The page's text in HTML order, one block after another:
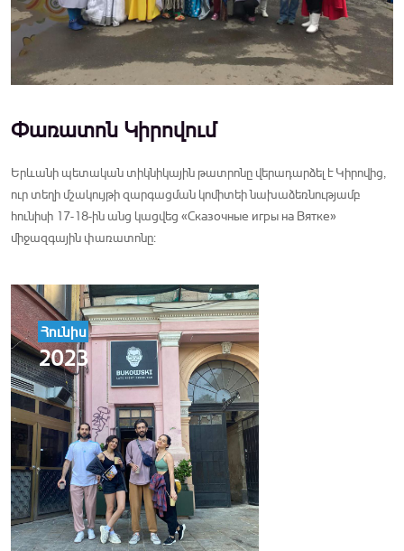
Փառատոն Կիրովում
Երևանի պետական տիկնիկային թատրոնը վերադարձել է Կիրովից,
ուր տեղի մշակույթի զարգացման կոմիտեի նախաձեռնությամբ
հունիսի 17-18-ին անց կացվեց «Сказочные игры на Вятке»
միջազգային փառատոնը:
Հունիս
2023